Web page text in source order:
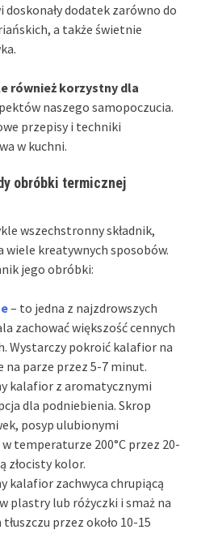
dodatek zarówno do
a także świetnie
również korzystny dla
naszego samopoczucia.
przepisy i techniki
w kuchni.
obróbki termicznej
wszechstronny składnik,
kreatywnych sposobów.
jego obróbki:
– to jedna z najzdrowszych
zachować większość cennych
Wystarczy pokroić kalafior na
na parze przez 5-7 minut.
kalafior z aromatycznymi
dla podniebienia. Skrop
posyp ulubionymi
temperaturze 200°C przez 20-
złocisty kolor.
kalafior zachwyca chrupiącą
plastry lub różyczki i smaż na
przez około 10-15